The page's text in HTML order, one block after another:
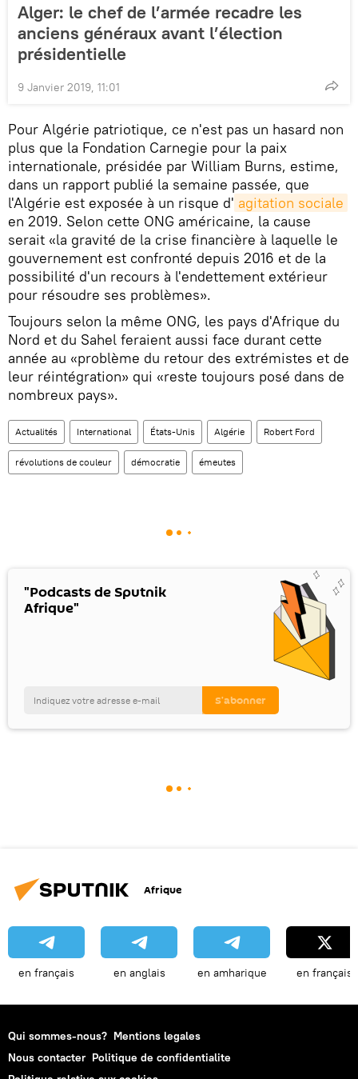
Alger: le chef de l’armée recadre les
anciens généraux avant l’élection
présidentielle
9 Janvier 2019, 11:01
Pour Algérie patriotique, ce n'est pas un hasard non
plus que la Fondation Carnegie pour la paix
internationale, présidée par William Burns, estime,
dans un rapport publié la semaine passée, que
l'Algérie est exposée à un risque d' agitation sociale
en 2019. Selon cette ONG américaine, la cause
serait «la gravité de la crise financière à laquelle le
gouvernement est confronté depuis 2016 et de la
possibilité d'un recours à l'endettement extérieur
pour résoudre ses problèmes».
Toujours selon la même ONG, les pays d'Afrique du
Nord et du Sahel feraient aussi face durant cette
année au «problème du retour des extrémistes et de
leur réintégration» qui «reste toujours posé dans de
nombreux pays».
Actualités International États-Unis Algérie Robert Ford
révolutions de couleur démocratie émeutes
"Podcasts de Sputnik
Afrique"
Afrique
en français en anglais en amharique en français
Qui sommes-nous? Mentions legales
Nous contacter Politique de confidentialite